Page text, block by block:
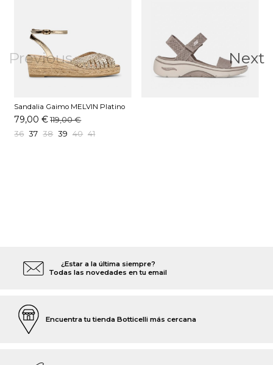
Previous
Sandalia Gaimo MELVIN Platino
79,00 € 119,00 €
36 37 38 39 40 41
Next
¿Estar a la última siempre?
Todas las novedades en tu email
Encuentra tu tienda Botticelli más cercana